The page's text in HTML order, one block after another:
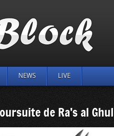
NEWS LIVE
de Ra’s al Ghul